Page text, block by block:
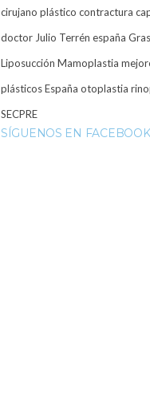
cirujano plástico contractura
doctor Julio Terrén españa
Liposucción Mamoplastia
plásticos España otoplastia
SECPRE
SÍGUENOS EN FACEBOOK